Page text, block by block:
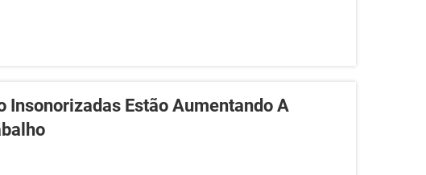
Insonorizadas Estão Aumentando A